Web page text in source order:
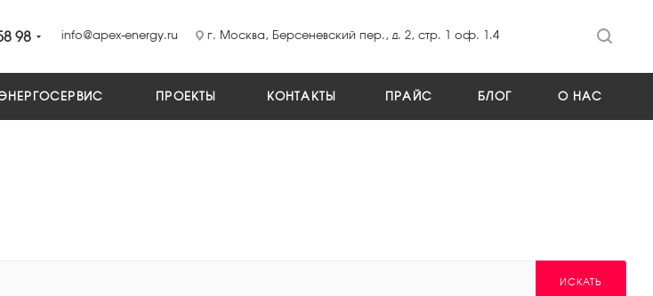
98 info@apex-energy.ru г. Москва, Берсеневский пер., д. 2, стр. 1 оф. 1.4
ПРОЕКТЫ КОНТАКТЫ ПРАЙС БЛОГ О НАС
ИСКАТЬ